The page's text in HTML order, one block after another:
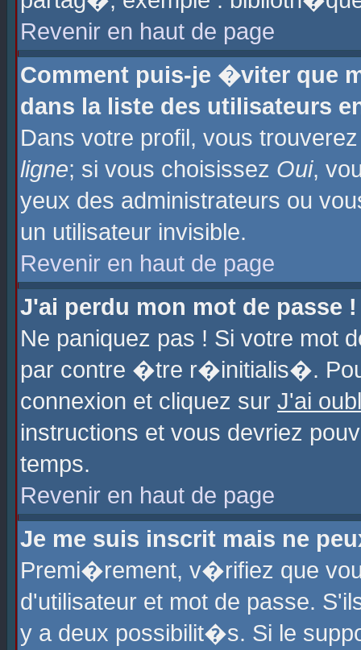
Revenir en haut de page
Comment puis-je �viter que
dans la liste des utilisateurs
Dans votre profil, vous
ligne; si vous choisissez Oui,
yeux des administrateurs ou
un utilisateur invisible.
Revenir en haut de page
J'ai perdu mon mot de passe !
Ne paniquez pas ! Si votre
par contre �tre r�initialis�.
connexion et cliquez sur J'ai
instructions et vous devriez
temps.
Revenir en haut de page
Je me suis inscrit mais ne
Premi�rement, v�rifiez que
d'utilisateur et mot de passe.
y a deux possibilit�s. Si le